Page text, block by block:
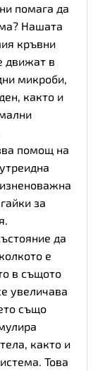
помага да
Нашата
кръвни
движат в
микроби,
както и
помощ на
за
да
е
в същото
увеличава
също
както и
Това